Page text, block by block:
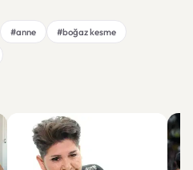
#anne
#boğaz kesme